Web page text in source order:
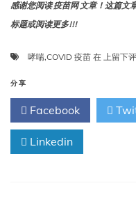
感谢您阅读 疫苗网 文章！这篇文
标题或阅读更多!!!
哮喘,COVID 疫苗 在 接
疫
苗
的
上留下
分享
Facebook
Linkedin